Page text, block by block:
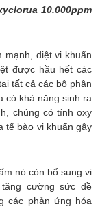
10.000ppm
mạnh, diệt vi khuẩn
được hầu hết các
tất cả các bộ phận
có khả năng sinh ra
chúng có tính oxy
tế bào vi khuẩn gây
nó còn bổ sung vi
cường sức đề
các phản ứng hóa